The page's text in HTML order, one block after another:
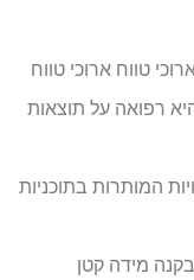
טווח ארוכי טווח
רפואה על תוצאות
המותרות בתוכניות
מידה קטן